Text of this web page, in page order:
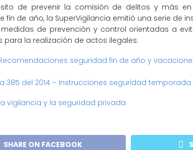
de prevenir la comisión de delitos y más
fin de año, la SuperVigilancia emitió una serie de
de prevención y control orientadas a
para la realización de actos ilegales.
seguridad fin de año y
385 del 2014 – Instrucciones seguridad
vigilancia y la seguridad privada
SHARE ON FACEBOOK